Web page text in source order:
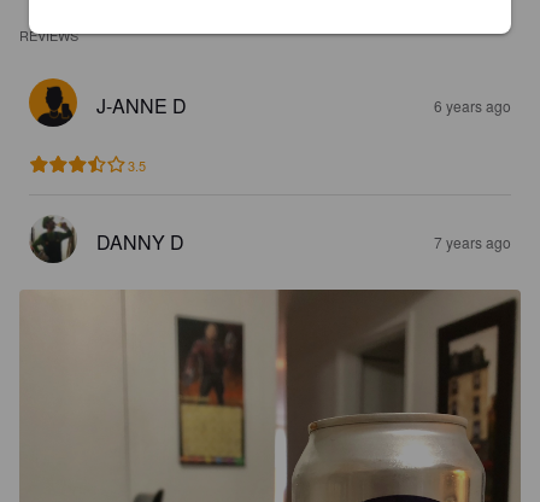
REVIEWS
J-ANNE D 6 years ago
3.5
DANNY D 7 years ago